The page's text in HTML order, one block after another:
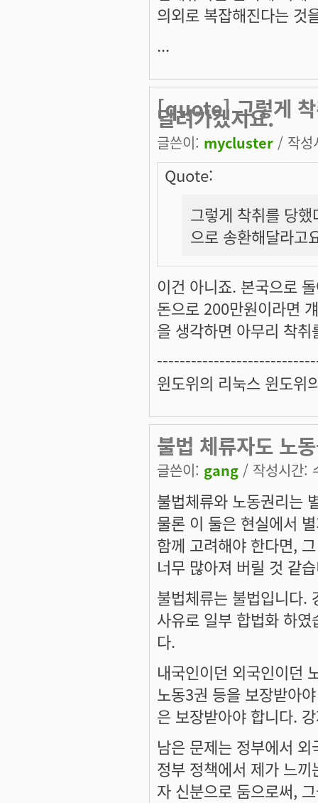
의외로 복잡해진다는 것
...
[quote] 그렇게 착
달려가겠지요.
글쓴이: mycluster / 작
Quote:
그렇게 착취를 당
으로 송환해달라고
이건 아니죠. 본국으로
돈으로 200만원이라면
을 생각하면 아무리 착
윈도위의 리눅스 윈도위
불법 체류자도 노
글쓴이: gang / 작성시간:
불법체류와 노동권리는
물론 이 둘은 현실에서
함께 고려해야 한다면,
너무 많아져 버릴 것 같
불법체류는 불법입니다.
사유로 일부 합법화 하
다.
내국인이던 외국인이던
노동3권 등을 보장받아
은 보장받아야 합니다.
남은 문제는 정부에서
정부 정책에서 제가 느
자 신분으로 둠으로써,